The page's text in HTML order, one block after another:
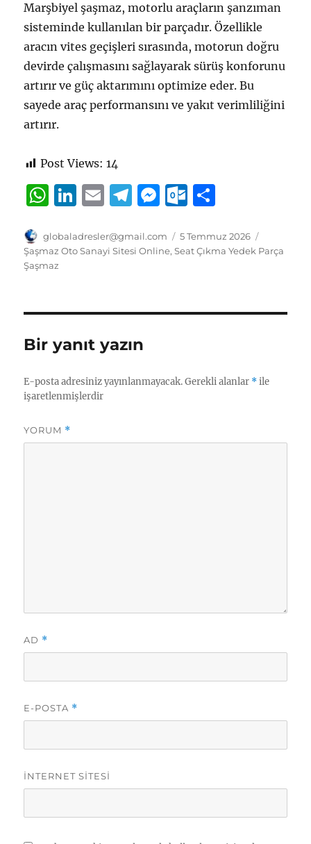
Marşbiyel şaşmaz, motorlu araçların şanzıman
sisteminde kullanılan bir parçadır. Özellikle
aracın vites geçişleri sırasında, motorun doğru
devirde çalışmasını sağlayarak sürüş konforunu
artırır ve güç aktarımını optimize eder. Bu
sayede araç performansını ve yakıt verimliliğini
artırır.
Post Views: 14
W
at
s
p
Li
k
e
I
E
ai
l
T
e
g
a
M
ss
e
g
O
tl
o
k.
m
a
re
Yazar
globaladresler@gmail.com
Yayın
tarihi
5 Temmuz 2026
Şaşmaz Oto Sanayi Sitesi Online,Seat Çıkma Yedek Parça
Şaşmaz
Bir yanıt yazın
E-posta adresiniz yayınlanmayacak. Gerekli alanlar *ile
işaretlenmişlerdir
YORUM *
AD *
E-POSTA *
İNTERNET SITESI